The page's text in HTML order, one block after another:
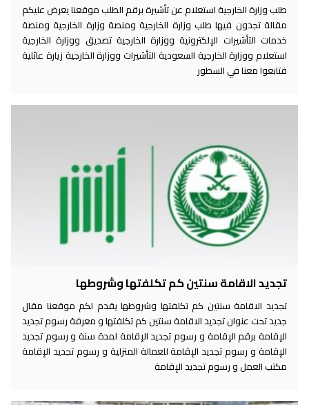
طلب وزارة الخارجية استعلام عن تأشيرة برقم الطلب موقعنا يعرض عليكم
مقالة تجدون فيها طلب وزارة الخارجية ومنصة وزارة الخارجية ومنصة
خدمات التأشيرات الإلكترونية ووزارة الخارجية تصديق ووزارة الخارجية
استعلام ووزارة الخارجية السعودية التأشيرات ووزارة الخارجية زيارة عائلية
فتابعوا معنا في السطور
تجديد الاقامة سنتين كم تكلفتها وشروطها
تجديد الاقامة سنتين كم تكلفتها وشروطها يقدم لكم موقعنا مقال
جديد تحت عنوان تجديد الاقامة سنتين كم تكلفتها و معرفة رسوم تجديد
الإقامة برقم الإقامة و رسوم تجديد الإقامة لمدة سنة و رسوم تجديد
الإقامة و رسوم تجديد الإقامة للعمالة المنزلية و رسوم تجديد الإقامة
مكتب العمل و رسوم تجديد الإقامة